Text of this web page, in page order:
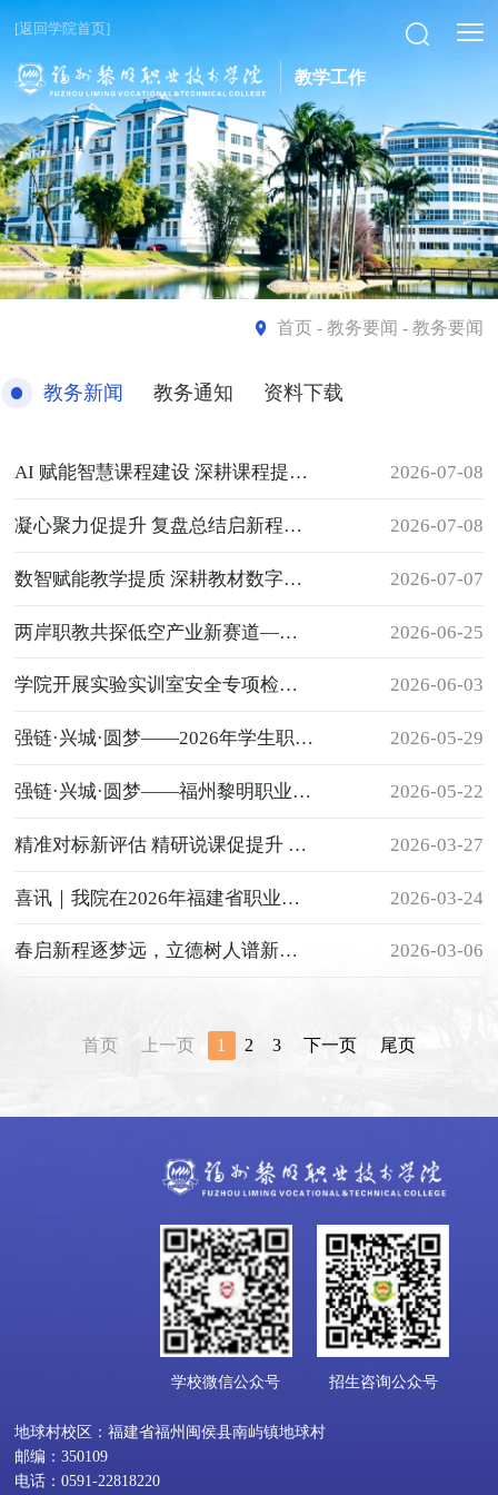
[返回学院首页]
教学工作
首页- 教务要闻 - 教务要闻
教务新闻 教务通知 资料下载
AI 赋能智慧课程建设 深耕课程提质增效——我校特邀超星集团课程总监开展专题讲座 2026-07-08
凝心聚力促提升 复盘总结启新程——我院召开教学工作总结会议 2026-07-08
数智赋能教学提质 深耕教材数字建设——我校开展数字教材平台专项实操培训 2026-07-07
两岸职教共探低空产业新赛道——我院举办CAAC无人机操控专题交流讲座 2026-06-25
学院开展实验实训室安全专项检查 筑牢实践教学安全防线 2026-06-03
强链·兴城·圆梦——2026年学生职业技能竞赛闭幕仪式 2026-05-29
强链·兴城·圆梦——福州黎明职业技术学院2026年学生职业技能竞赛 2026-05-22
精准对标新评估 精研说课促提升 —— 我院举办高职办学能力评价说课专题辅导讲座 2026-03-27
喜讯｜我院在2026年福建省职业院校技能大赛中斩获佳绩 2026-03-24
春启新程逐梦远，立德树人谱新篇——我院开展2026年春季新学期“开学第一课”巡查工作 2026-03-06
首页 上一页 1 2 3 下一页 尾页
学校微信公众号 招生咨询公众号
地球村校区：福建省福州闽侯县南屿镇地球村
邮编：350109
电话：0591-22818220